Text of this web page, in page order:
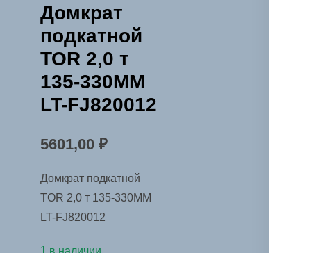
Домкрат
подкатной
TOR 2,0 т
135-330MM
LT-FJ820012
5601,00 ₽
Домкрат подкатной
TOR 2,0 т 135-330MM
LT-FJ820012
1 в наличии